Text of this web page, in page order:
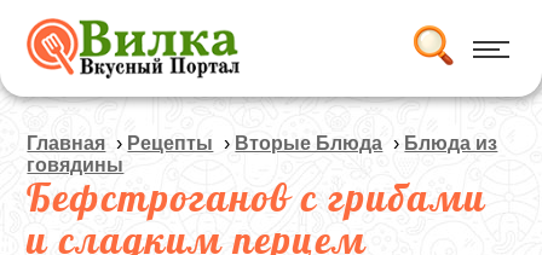
Главная › Рецепты › Вторые Блюда › Блюда из
говядины
Бефстроганов с грибами
и сладким перцем